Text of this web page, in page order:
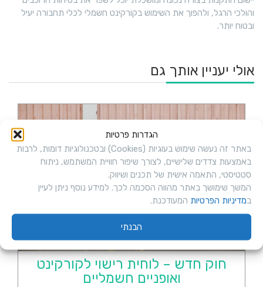
הגדרות פרטיות
באתר זה נעשה שימוש בעוגיות (Cookies) ובטכנולוגיות דומות, לרבות
באמצעות צדדים שלישיים, לצורך שיפור חוויית המשתמש, ניתוח
סטטיסטי, התאמה אישית של תכנים ושיווק.
המשך שימושך באתר מהווה הסכמה לכך. למידע נוסף ניתן לעיין
במדיניות הפרטיות המעודכנת.
הבנתי
והולכי הרגל, ולהפוך את השימוש בקורקינט חשמלי לכלי תחבורה יעיל
ובטוח יותר.
אולי יעניין אותך גם
חוק חדש – לוחית רישוי לקורקינט
ואופניים חשמליים